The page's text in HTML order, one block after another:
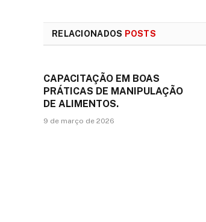
RELACIONADOS POSTS
CAPACITAÇÃO EM BOAS
PRÁTICAS DE MANIPULAÇÃO
DE ALIMENTOS.
9 de março de 2026